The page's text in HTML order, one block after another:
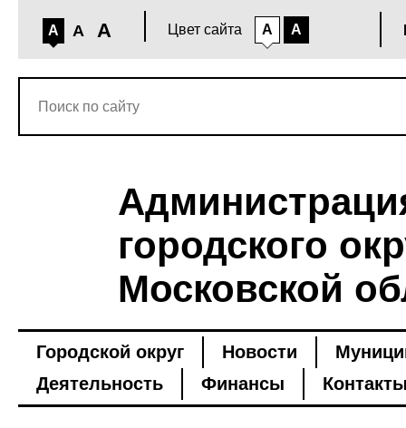
A A A Цвет сайта A A
городского
Московской
Городской округ Новости
Деятельность
Финансы